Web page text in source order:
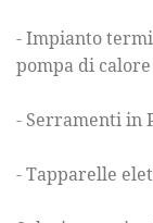
- Impianto
pompa di
- Serramenti in
- Tapparelle